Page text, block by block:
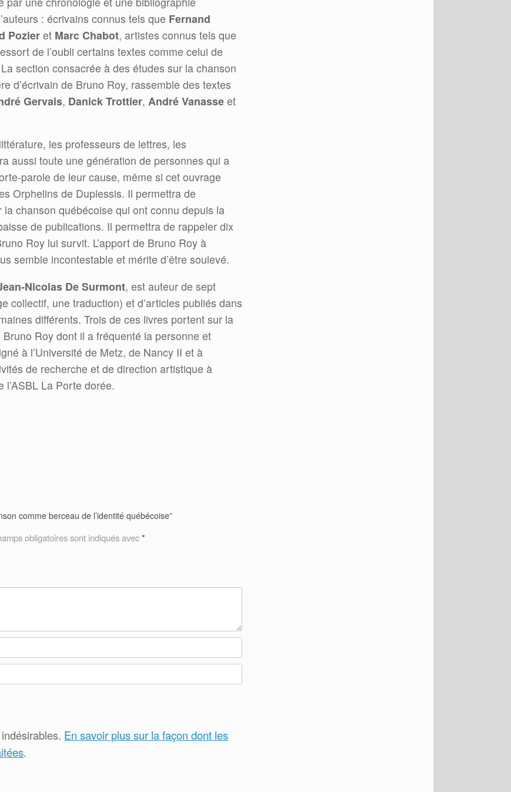
: écrivains connus tels que Fernand
Pozieret Marc Chabot, artistes connus tels que
de l’oubli certains textes comme celui de
section consacrée à des études sur la chanson
d’écrivain de Bruno Roy, rassemble des textes
Gervais, Danick Trottier, André Vanasse et
les professeurs de lettres, les
aussi toute une génération de personnes qui a
parole de leur cause, même si cet ouvrage
Orphelins de Duplessis. Il permettra de
chanson québécoise qui ont connu depuis la
de publications. Il permettra de rappeler dix
Roy lui survit. L’apport de Bruno Roy à
semble incontestable et mérite d’être soulevé.
Nicolas De Surmont, est auteur de sept
collectif, une traduction) et d’articles publiés dans
différents. Trois de ces livres portent sur la
Roy dont il a fréquenté la personne et
à l’Université de Metz, de Nancy II et à
de recherche et de direction artistique à
La Porte dorée.
comme berceau de l’identité québécoise”
obligatoires sont indiqués avec*
En savoir plus sur la façon dont les
.